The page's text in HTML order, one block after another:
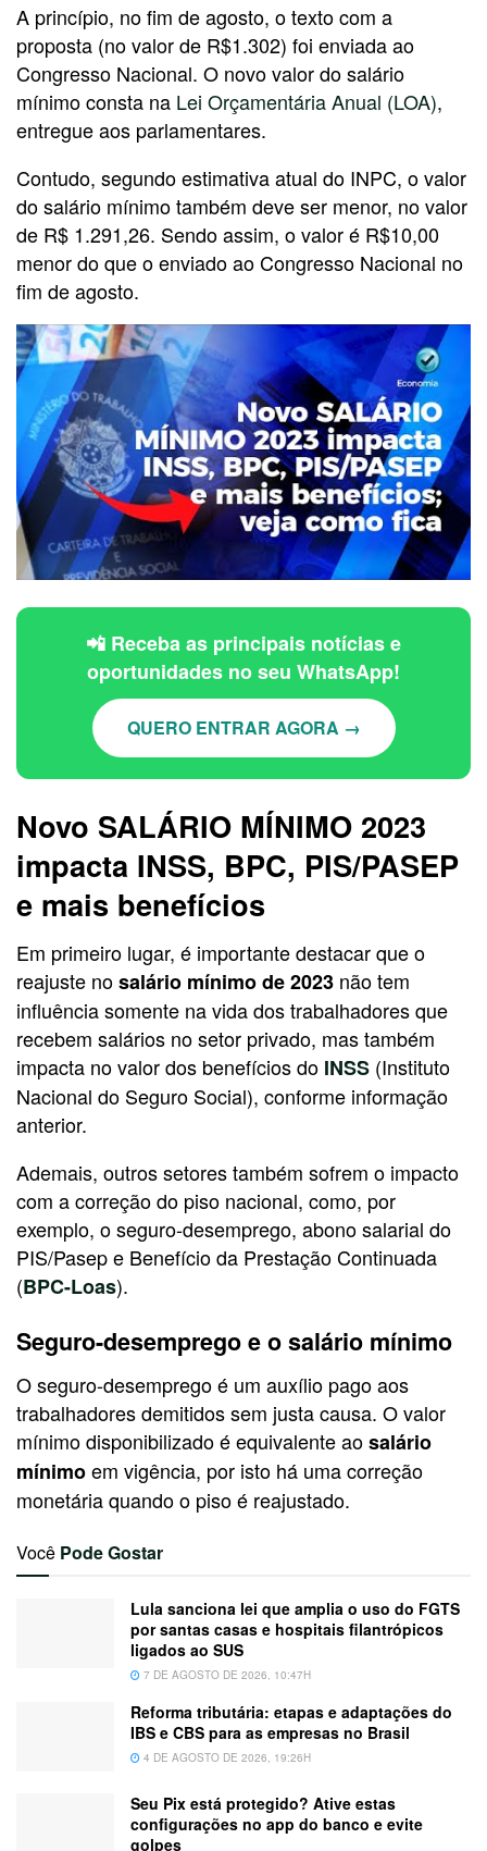
A princípio, no fim de agosto, o texto com a
proposta (no valor de R$1.302) foi enviada ao
Congresso Nacional. O novo valor do salário
mínimo consta na Lei Orçamentária Anual (LOA),
entregue aos parlamentares.
Contudo, segundo estimativa atual do INPC, o valor
do salário mínimo também deve ser menor, no valor
de R$ 1.291,26. Sendo assim, o valor é R$10,00
menor do que o enviado ao Congresso Nacional no
fim de agosto.
📲 Receba as principais notícias e
oportunidades no seu WhatsApp!
QUERO ENTRAR AGORA →
Novo SALÁRIO MÍNIMO 2023
impacta INSS, BPC, PIS/PASEP
e mais benefícios
Em primeiro lugar, é importante destacar que o
reajuste nosalário mínimo de 2023 não tem
influência somente na vida dos trabalhadores que
recebem salários no setor privado, mas também
impacta no valor dos benefícios do INSS (Instituto
Nacional do Seguro Social), conforme informação
anterior.
Ademais, outros setores também sofrem o impacto
com a correção do piso nacional, como, por
exemplo, o seguro-desemprego, abono salarial do
PIS/Pasep e Benefício da Prestação Continuada
(BPC-Loas).
Seguro-desemprego e o salário mínimo
O seguro-desemprego é um auxílio pago aos
trabalhadores demitidos sem justa causa. O valor
mínimo disponibilizado é equivalente aosalário
mínimoem vigência, por isto há uma correção
monetária quando o piso é reajustado.
Você Pode Gostar
Lula sanciona lei que amplia o uso do FGTS
por santas casas e hospitais filantrópicos
ligados ao SUS
7 DE AGOSTO DE 2026, 10:47H
Reforma tributária: etapas e adaptações do
IBS e CBS para as empresas no Brasil
4 DE AGOSTO DE 2026, 19:26H
Seu Pix está protegido? Ative estas
configurações no app do banco e evite
golpes